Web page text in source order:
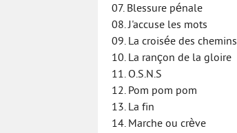
07. Blessure pénale
08. J'accuse les mots
09. La croisée des chemins
10. La rançon de la gloire
11. O.S.N.S
12. Pom pom pom
13. La fin
14. Marche ou crève